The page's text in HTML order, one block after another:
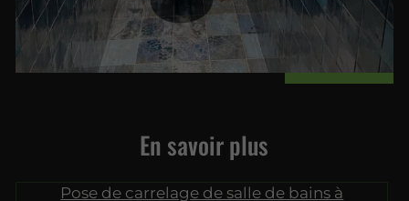
En savoir plus
Pose de carrelage de salle de bains à